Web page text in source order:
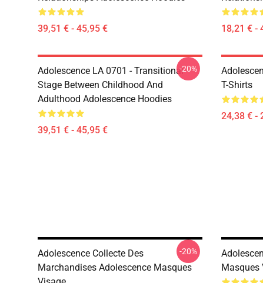
39,51 € - 45,95 € 18,21 € -
Adolescence LA 0701 - Transitional
Stage Between Childhood And
Adulthood Adolescence Hoodies
39,51 € - 45,95 €
-20%
T-Shirts
24,38 € -
Adolescence Collecte Des
Marchandises Adolescence Masques
-20%
Masques